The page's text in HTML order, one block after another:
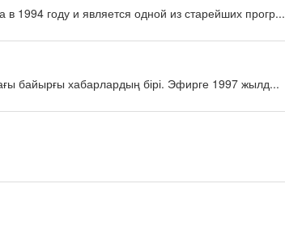
году и является одной из старейших прогр...
байырғы хабарлардың бірі. Эфирге 1997 жылд...